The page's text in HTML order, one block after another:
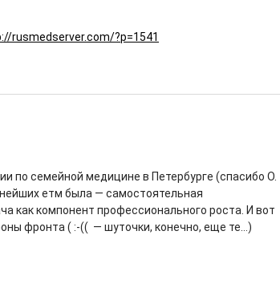
rusmedserver.com/?p=1541
по семейной медицине в Петербурге (спасибо О.
етм была — самостоятельная
как компонент профессионального роста. И вот
фронта ( :-(( — шуточки, конечно, еще те…)